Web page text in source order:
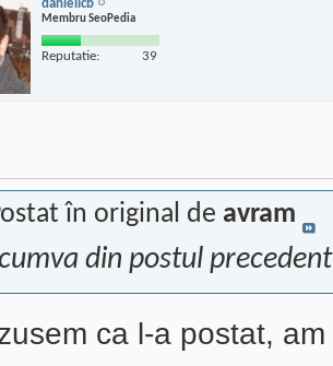
danielicb
Membru SeoPedia
Reputatie: 39
în original de avram
din postul
ca l-a postat,